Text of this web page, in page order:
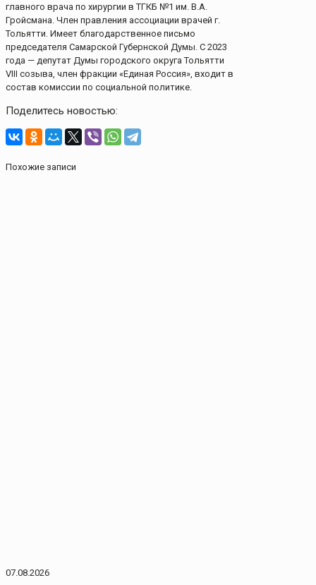
главного врача по хирургии в ТГКБ №1 им. В.А.
Гройсмана. Член правления ассоциации врачей г.
Тольятти. Имеет благодарственное письмо
председателя Самарской Губернской Думы. С 2023
года — депутат Думы городского округа Тольятти
VIII созыва, член фракции «Единая Россия», входит в
состав комиссии по социальной политике.
Поделитесь новостью:
Похожие записи
07.08.2026